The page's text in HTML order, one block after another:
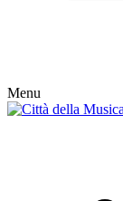
Menu